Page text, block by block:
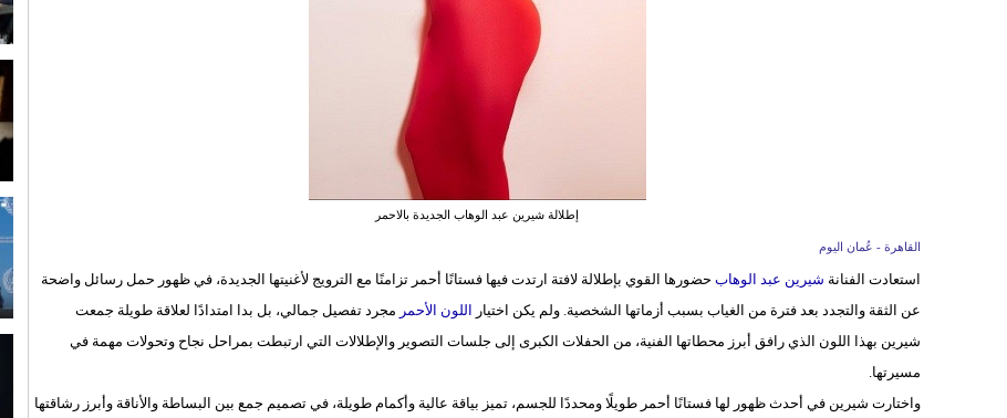
إطلالة شيرين عبد الوهاب الجديدة بالاحمر
القاهرة - عُمان اليوم
استعادت الفنانة شيرين عبد الوهابحضورها القوي بإطلالة لافتة ارتدت فيها فستانًا أحمر تزامنًا مع الترويج لأغنيتها الجديدة، في ظهور حمل رسائل واضحة
عن الثقة والتجدد بعد فترة من الغياب بسبب أزماتها الشخصية. ولم يكن اختيار اللون الأحمر مجرد تفصيل جمالي، بل بدا امتدادًا لعلاقة طويلة جمعت
شيرين بهذا اللون الذي رافق أبرز محطاتها الفنية، من الحفلات الكبرى إلى جلسات التصوير والإطلالات التي ارتبطت بمراحل نجاح وتحولات مهمة في
مسيرتها.
واختارت شيرين في أحدث ظهور لها فستانًا أحمر طويلًا ومحددًا للجسم، تميز بياقة عالية وأكمام طويلة، في تصميم جمع بين البساطة والأناقة وأبرز رشاقتها